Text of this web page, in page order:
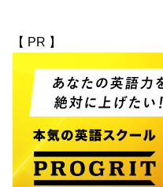
【 PR 】